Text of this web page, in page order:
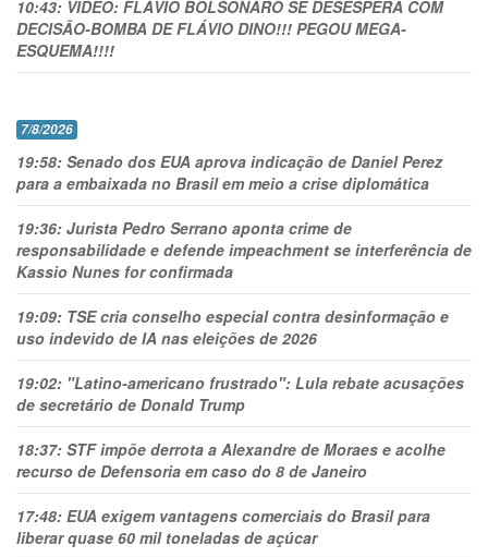
10:43: VÍDEO: FLÁVIO BOLSONARO SE DESESPERA COM
DECISÃO-BOMBA DE FLÁVIO DINO!!! PEGOU MEGA-
ESQUEMA!!!!
7/8/2026
19:58: Senado dos EUA aprova indicação de Daniel Perez
para a embaixada no Brasil em meio a crise diplomática
19:36: Jurista Pedro Serrano aponta crime de
responsabilidade e defende impeachment se interferência de
Kassio Nunes for confirmada
19:09: TSE cria conselho especial contra desinformação e
uso indevido de IA nas eleições de 2026
19:02: "Latino-americano frustrado": Lula rebate acusações
de secretário de Donald Trump
18:37: STF impõe derrota a Alexandre de Moraes e acolhe
recurso de Defensoria em caso do 8 de Janeiro
17:48: EUA exigem vantagens comerciais do Brasil para
liberar quase 60 mil toneladas de açúcar